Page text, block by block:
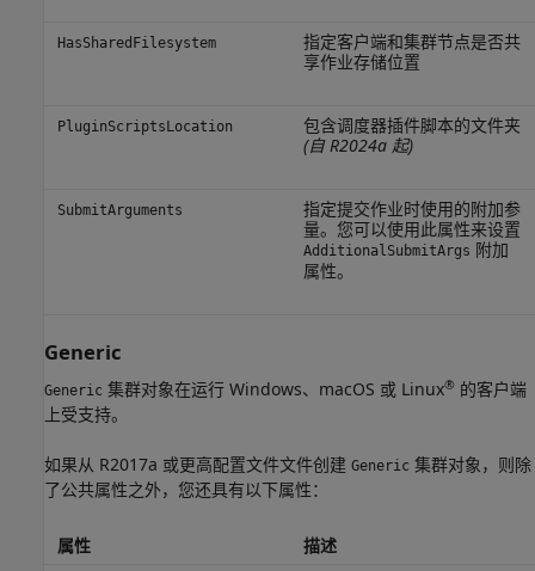
HasSharedFilesystem
指定客户端和集群节点是否共
享作业存储位置
PluginScriptsLocation
包含调度器插件脚本的文件夹
(自 R2024a 起)
SubmitArguments
指定提交作业时使用的附加参
量。您可以使用此属性来设置
AdditionalSubmitArgs 附加
属性。
Generic
Generic 集群对象在运行 Windows、 macOS 或 Linux® 的客户端
上受支持。
如果从 R2017a 或更高配置文件文件创建 Generic 集群对象，则除
了公共属性之外，您还具有以下属性：
属性 描述